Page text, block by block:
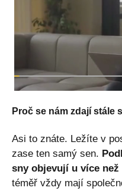
Proč se nám zdají stále
Asi to znáte. Ležíte v
zase ten samý sen.
sny objevují u více než
téměř vždy mají